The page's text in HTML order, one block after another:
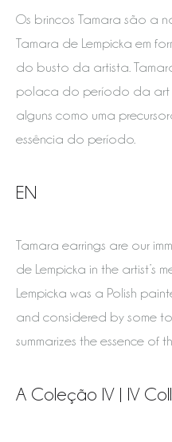
Os brincos Tamara são a
Tamara de Lempicka em
do busto da artista.
polaca do período da art
alguns como uma
essência do período.
EN
Tamara earrings are our
de Lempicka in the artist’s
Lempicka was a Polish
and considered by some to
summarizes the essence of
A Coleção IV | IV